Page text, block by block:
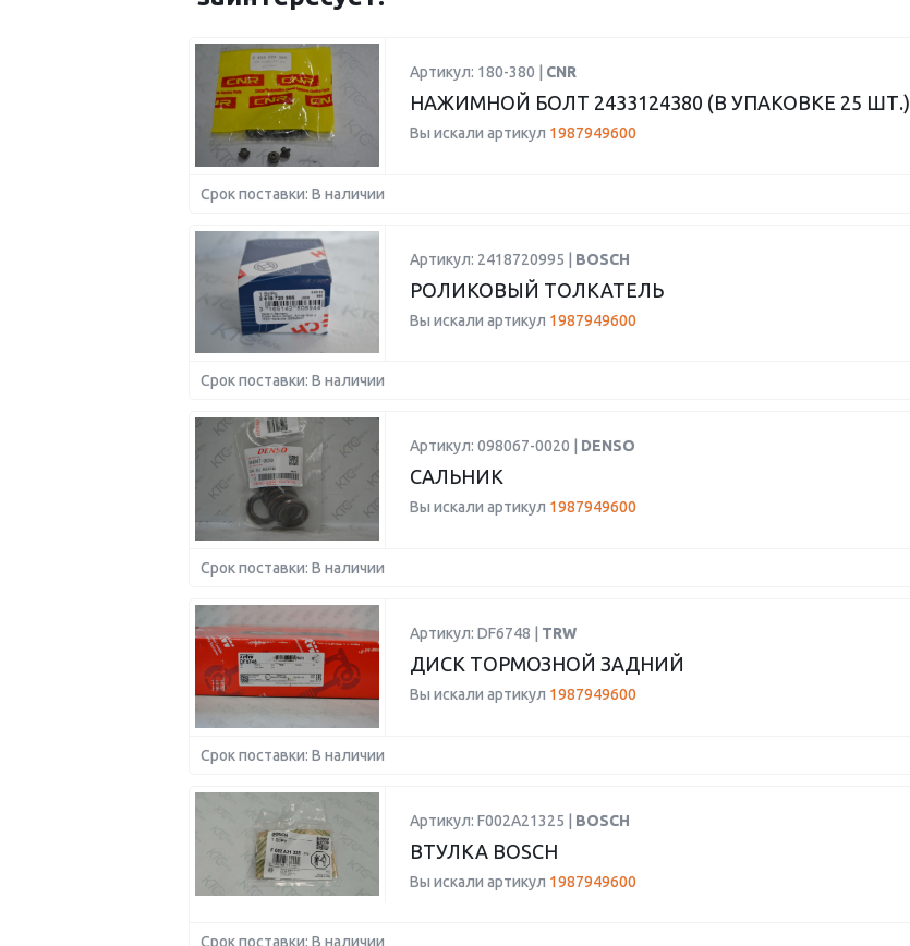
Артикул: 180-380 | CNR
НАЖИМНОЙ БОЛТ 2433124380 (В УПАКОВКЕ 25 ШТ.)
Вы искали артикул 1987949600
Срок поставки: В наличии
Артикул: 2418720995 | BOSCH
РОЛИКОВЫЙ ТОЛКАТЕЛЬ
Вы искали артикул 1987949600
Срок поставки: В наличии
Артикул: 098067-0020 | DENSO
САЛЬНИК
Вы искали артикул 1987949600
Срок поставки: В наличии
Артикул: DF6748 | TRW
ДИСК ТОРМОЗНОЙ ЗАДНИЙ
Вы искали артикул 1987949600
Срок поставки: В наличии
Артикул: F002A21325 | BOSCH
ВТУЛКА BOSCH
Вы искали артикул 1987949600
Срок поставки: В наличии